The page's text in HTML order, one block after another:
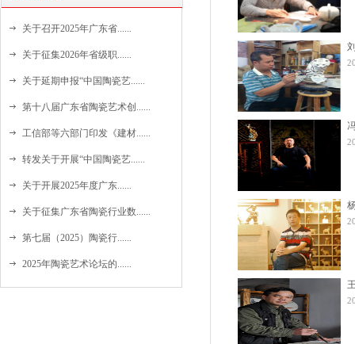
关于召开2025年广东省......
关于征集2026年省级职......
关于延期申报“中国陶瓷艺......
第十八届广东省陶瓷艺术创......
工信部等六部门印发《建材......
转发关于开展“中国陶瓷艺......
关于开展2025年度广东......
关于征集广东省陶瓷行业数......
第七届（2025）陶瓷行......
2025年陶瓷艺术论坛的......